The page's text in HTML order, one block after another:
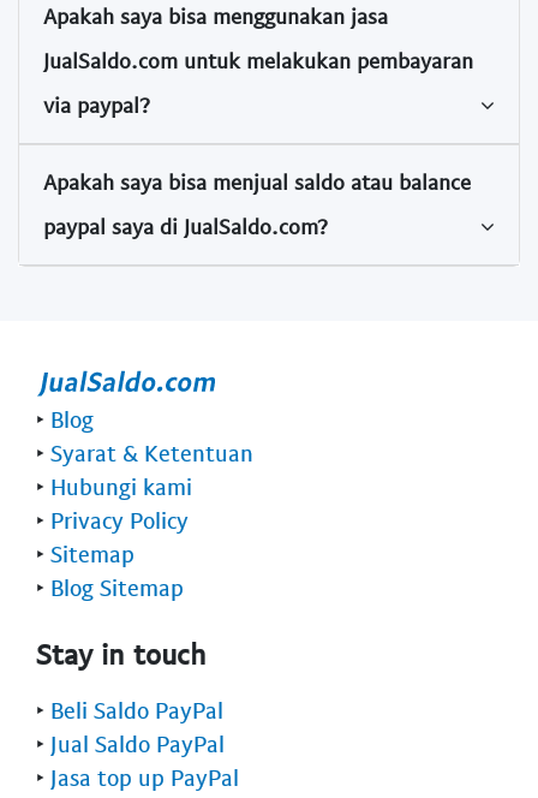
Apakah saya bisa menggunakan jasa
JualSaldo.com untuk melakukan pembayaran
via paypal?
Apakah saya bisa menjual saldo atau balance
paypal saya di JualSaldo.com?
‣ Blog
‣ Syarat & Ketentuan
‣ Hubungi kami
‣ Privacy Policy
‣ Sitemap
‣ Blog Sitemap
Stay in touch
‣ Beli Saldo PayPal
‣ Jual Saldo PayPal
‣ Jasa top up PayPal